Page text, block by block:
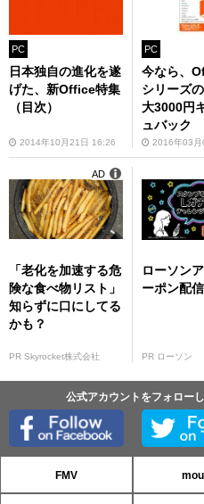
PC
日本独自の進化を遂
げた、新Office特集
（目次）
2014年10月21日 16:26
PC
今なら、
シリーズ
大3000円
ュバック
2016年03
「老化を加速する危
険な食べ物リスト」
知らずに口にしてる
かも？
PR Skyrocket株式会社
AD
ローソン
ーポン配
PR ローソン
公式アカウントをフォロー
FMV